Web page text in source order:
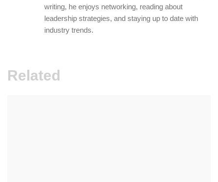
writing, he enjoys networking, reading about
leadership strategies, and staying up to date with
industry trends.
Related